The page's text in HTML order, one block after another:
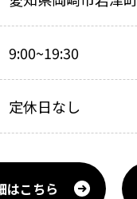
9:00~19:30
定休日なし
はこちら